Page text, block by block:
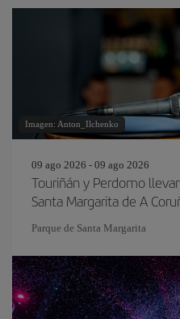
Imagen: Anton_Ilchenko
09 ago 2026 - 09 ago 2026
Touriñán y Perdomo
Santa Margarita de A
Parque de Santa Margarita